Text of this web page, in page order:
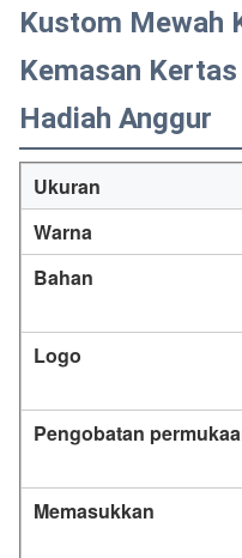
Kustom Mewah
Kemasan
Hadiah Anggur
Ukuran
Warna
Bahan
Logo
Pengobatan
Memasukkan